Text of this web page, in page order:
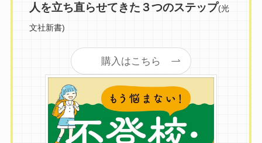
人を立ち直らせてきた３つのステップ(光
文社新書)
購入はこちら